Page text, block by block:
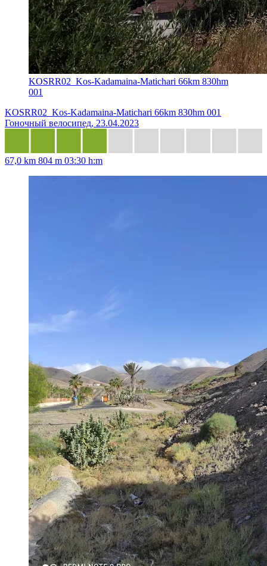
KOSRR02_Kos-Kadamaina-Matichari 66km 830hm
001
KOSRR02_Kos-Kadamaina-Matichari 66km 830hm 001
Гоночный велосипед, 23.04.2023
67,0 km 804 m 03:30 h:m